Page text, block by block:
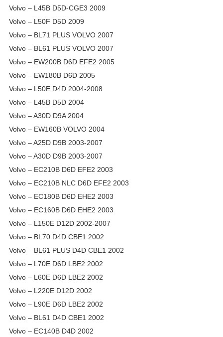
Volvo – L45B D5D-CGE3 2009
Volvo – L50F D5D 2009
Volvo – BL71 PLUS VOLVO 2007
Volvo – BL61 PLUS VOLVO 2007
Volvo – EW200B D6D EFE2 2005
Volvo – EW180B D6D 2005
Volvo – L50E D4D 2004-2008
Volvo – L45B D5D 2004
Volvo – A30D D9A 2004
Volvo – EW160B VOLVO 2004
Volvo – A25D D9B 2003-2007
Volvo – A30D D9B 2003-2007
Volvo – EC210B D6D EFE2 2003
Volvo – EC210B NLC D6D EFE2 2003
Volvo – EC180B D6D EHE2 2003
Volvo – EC160B D6D EHE2 2003
Volvo – L150E D12D 2002-2007
Volvo – BL70 D4D CBE1 2002
Volvo – BL61 PLUS D4D CBE1 2002
Volvo – L70E D6D LBE2 2002
Volvo – L60E D6D LBE2 2002
Volvo – L220E D12D 2002
Volvo – L90E D6D LBE2 2002
Volvo – BL61 D4D CBE1 2002
Volvo – EC140B D4D 2002